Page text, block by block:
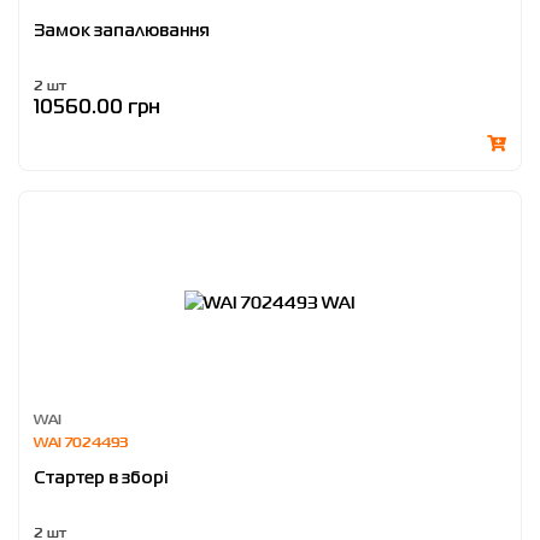
Замок запалювання
2 шт
10560.00 грн
WAI
WAI 7024493
Стартер в зборі
2 шт